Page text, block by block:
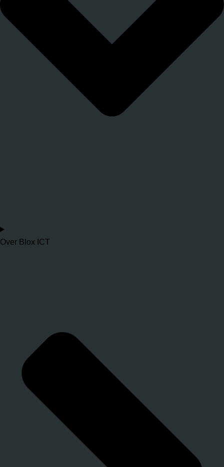
Over Blox ICT